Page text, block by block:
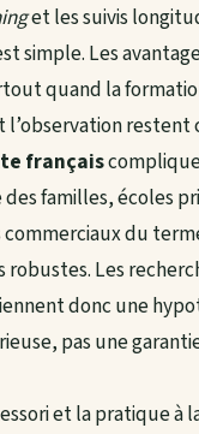
et les suivis
simple. Les
quand la
restent
français
familles, écoles
commerciaux du
robustes. Les
donc une
pas une
et la pratique à